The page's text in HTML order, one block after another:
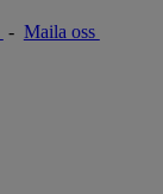
- Maila oss